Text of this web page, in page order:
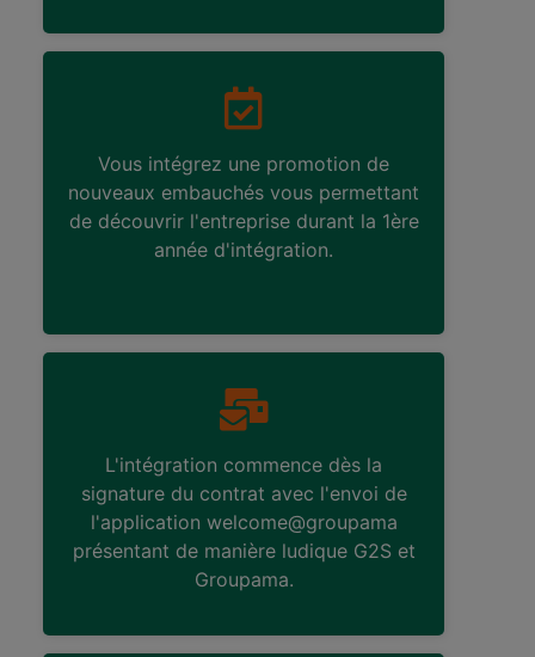
Vous intégrez une promotion de
nouveaux embauchés vous permettant
de découvrir l'entreprise durant la 1ère
année d'intégration.
L'intégration commence dès la
signature du contrat avec l'envoi de
l'application welcome@groupama
présentant de manière ludique G2S et
Groupama.